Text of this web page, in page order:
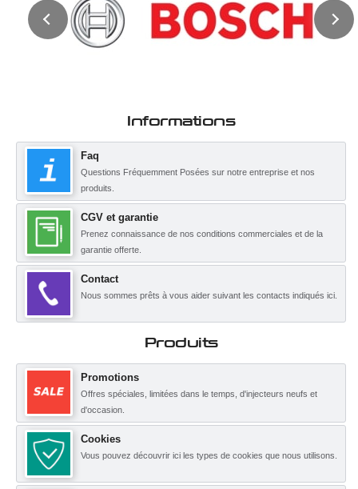
Informations
Faq
Questions Fréquemment Posées sur notre entreprise et nos
produits.
CGV et garantie
Prenez connaissance de nos conditions commerciales et de la
garantie offerte.
Contact
Nous sommes prêts à vous aider suivant les contacts indiqués ici.
Produits
Promotions
Offres spéciales, limitées dans le temps, d'injecteurs neufs et
d'occasion.
Cookies
Vous pouvez découvrir ici les types de cookies que nous utilisons.